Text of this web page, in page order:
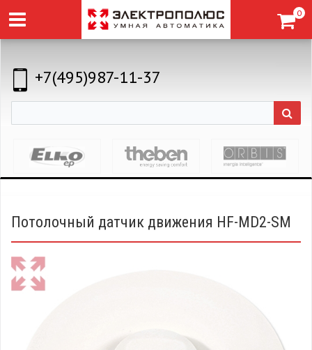
0
+7(495)987-11-37
Потолочный датчик движения HF-MD2-SM